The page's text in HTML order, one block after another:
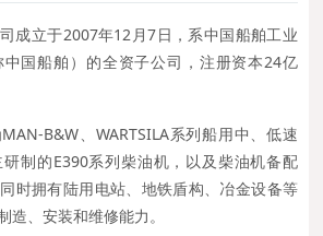
成立于2007年12月7日，系中国船舶工业
国船舶）的全资子公司，注册资本24亿
B&W、WARTSILA系列船用中、低速
制的E390系列柴油机，以及柴油机备配
时拥有陆用电站、地铁盾构、冶金设备等
造、安装和维修能力。